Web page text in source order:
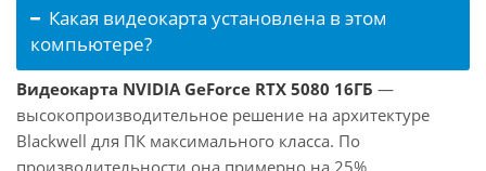
Какая видеокарта установлена в этом
компьютере?
Видеокарта NVIDIA GeForce RTX 5080 16ГБ —
высокопроизводительное решение на архитектуре
Blackwell для ПК максимального класса. По
производительности она примерно на 25%